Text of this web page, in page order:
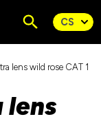
lens wild rose CAT 1
lens